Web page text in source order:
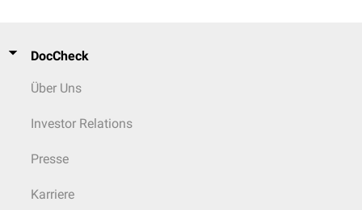
DocCheck
Über Uns
Investor Relations
Presse
Karriere